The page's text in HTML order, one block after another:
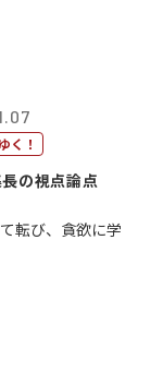
く！
の視点論点
転び、貪欲に学